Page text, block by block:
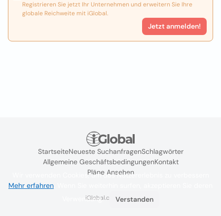
Registrieren Sie jetzt Ihr Unternehmen und erweitern Sie Ihre
globale Reichweite mit iGlobal.
Jetzt anmelden!
StartseiteNeueste SuchanfragenSchlagwörter
Allgemeine GeschäftsbedingungenKontakt
Pläne Ansehen
iGlobal.co @ 2024
Wir verwenden Cookies, um das Nutzererlebnis zu verbessern
Mehr erfahren
Verwendung.
Verstanden